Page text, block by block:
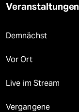
Veranstaltungen
Demnächst
Vor Ort
Live im Stream
Vergangene